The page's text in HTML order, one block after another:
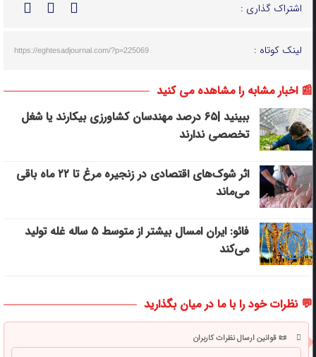
اشتراک گذاری :
لینک کوتاه : https://eghtesadjournal.com/?p=225069
📰 اخبار مشابه را مشاهده می کنید
ببینید |۶۵ درصد مهندسان کشاورزی بیکارند یا شغل
تخصصی ندارند
اثر شوک‌های اقتصادی در زنجیره مرغ تا ۲۲ ماه باقی
می‌ماند
فائو: ایران امسال بیشتر از متوسط ۵ ساله غله تولید
می‌کند
💬 نظرات خود را با ما در میان بگذارید
📜 قوانین ارسال نظرات کاربران